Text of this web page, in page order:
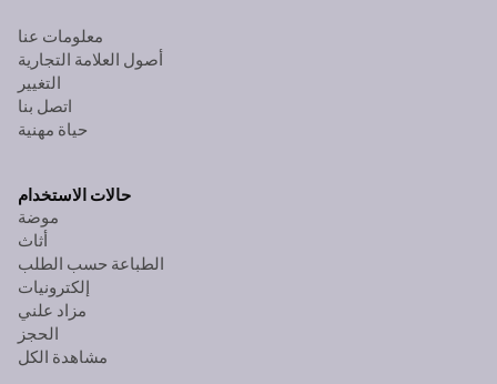
معلومات عنا
أصول العلامة التجارية
التغيير
اتصل بنا
حياة مهنية
حالات الاستخدام
موضة
أثاث
الطباعة حسب الطلب
إلكترونيات
مزاد علني
الحجز
مشاهدة الكل